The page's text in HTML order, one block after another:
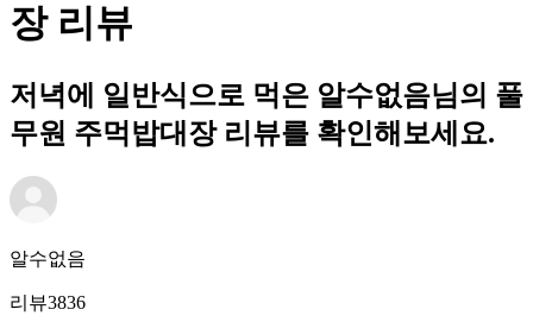
장 리뷰
저녁에 일반식으로 먹은 알수없음님의 풀
무원 주먹밥대장 리뷰를 확인해보세요.
알수없음
리뷰3836